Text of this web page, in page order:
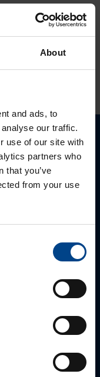
About
and ads, to
our traffic.
use of our site with
partners who
that you’ve
from your use
sinulle
puhelimitse,